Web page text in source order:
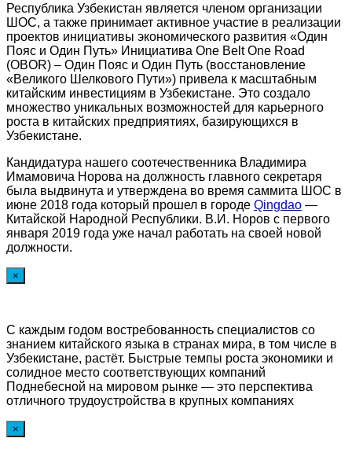
Республика Узбекистан является членом организации
ШОС, а также принимает активное участие в реализации
проектов инициативы экономического развития «Один
Пояс и Один Путь» Инициатива One Belt One Road
(OBOR) – Один Пояс и Один Путь (восстановление
«Великого Шелкового Пути») привела к масштабным
китайским инвестициям в Узбекистане. Это создало
множество уникальных возможностей для карьерного
роста в китайских предприятиях, базирующихся в
Узбекистане.
Кандидатура нашего соотечественника Владимира
Имамовича Норова на должность главного секретаря
была выдвинута и утверждена во время саммита ШОС в
июне 2018 года который прошел в городе Qingdao —
Китайской Народной Республики. В.И. Норов с первого
января 2019 года уже начал работать на своей новой
должности.
×
С каждым годом востребованность специалистов со
знанием китайского языка в странах мира, в том числе в
Узбекистане, растёт. Быстрые темпы роста экономики и
солидное место соответствующих компаний
Поднебесной на мировом рынке — это перспектива
отличного трудоустройства в крупных компаниях
×